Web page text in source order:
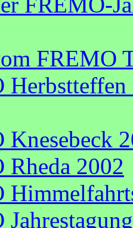
FREMO
Knesebeck
Rheda 2002